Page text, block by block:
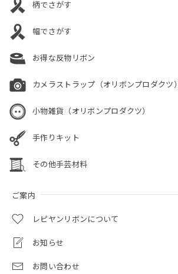
柄でさがす
幅でさがす
お得な反物リボン
カメラストラップ（オリボンプロダクツ）
小物雑貨（オリボンプロダクツ）
手作りキット
その他手芸材料
ご案内
レピヤンリボンについて
お知らせ
お問い合わせ